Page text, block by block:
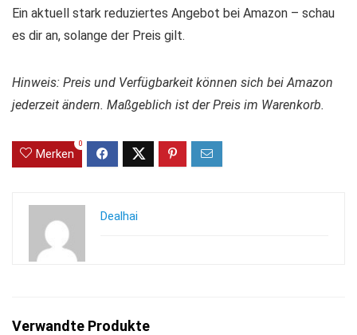
Ein aktuell stark reduziertes Angebot bei Amazon – schau
es dir an, solange der Preis gilt.
Hinweis: Preis und Verfügbarkeit können sich bei Amazon
jederzeit ändern. Maßgeblich ist der Preis im Warenkorb.
Merken
0
Dealhai
Verwandte Produkte